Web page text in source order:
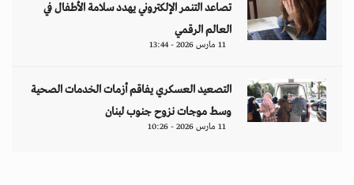
تصاعد التنمر الإلكتروني يهدد سلامة الأطفال في
العالم الرقمي
11 مارس 2026 - 13:44
التصعيد العسكري يفاقم أزمات الخدمات الصحية
وسط موجات نزوح جنوب لبنان
11 مارس 2026 - 10:26